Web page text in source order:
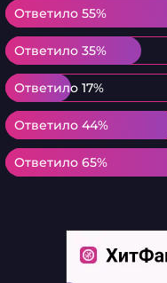
Ответило 55%
Ответило 55%
Ответило 35%
Ответило 35%
Ответило 17%
Ответило 17%
Ответило 44%
Ответило 44%
Ответило 65%
Ответило 65%